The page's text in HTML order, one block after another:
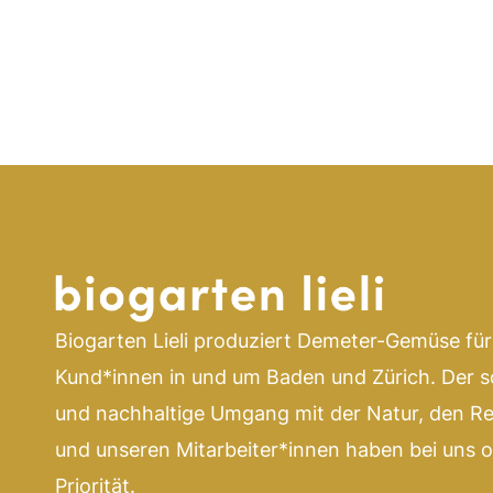
Biogarten Lieli produziert Demeter-Gemüse
Kund*innen in und um Baden und Zürich. Der
und nachhaltige Umgang mit der Natur, den
und unseren Mitarbeiter*innen haben bei uns
Priorität.